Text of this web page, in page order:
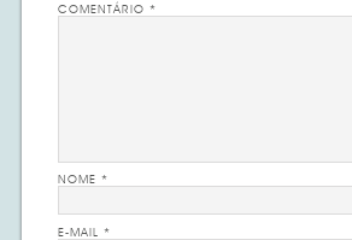
COMENTÁRIO *
NOME *
E-MAIL *